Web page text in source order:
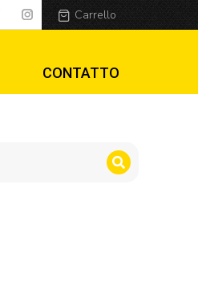
Carrello
CONTATTO